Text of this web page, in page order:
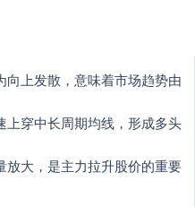
向上发散，意味着市场趋势由
上穿中长周期均线，形成多头
放大，是主力拉升股价的重要